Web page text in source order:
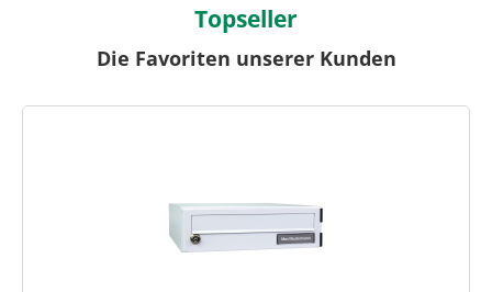
Topseller
Die Favoriten unserer Kunden